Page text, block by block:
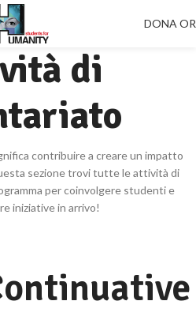
DONA
di
contribuire a creare un impatto
sezione trovi tutte le attività di
per coinvolgere studenti e
iniziative in arrivo!